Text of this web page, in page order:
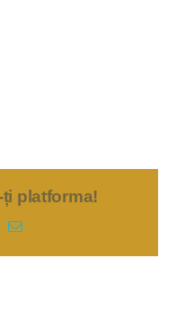
platforma!
E-